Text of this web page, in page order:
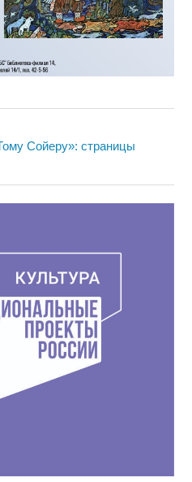
Сойеру»: страницы